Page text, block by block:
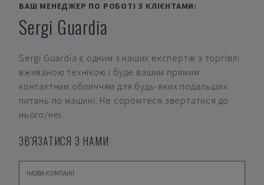
ВАШ МЕНЕДЖЕР ПО РОБОТІ З КЛІЄНТАМИ:
Sergi Guardia
Sergi Guardia є одним з наших експертів з торгівлі
вживаною технікою і буде вашим прямим
контактним обличчям для будь-яких подальших
питань по машині. Не соромтеся звертатися до
нього/неї.
ЗВ'ЯЗАТИСЯ З НАМИ